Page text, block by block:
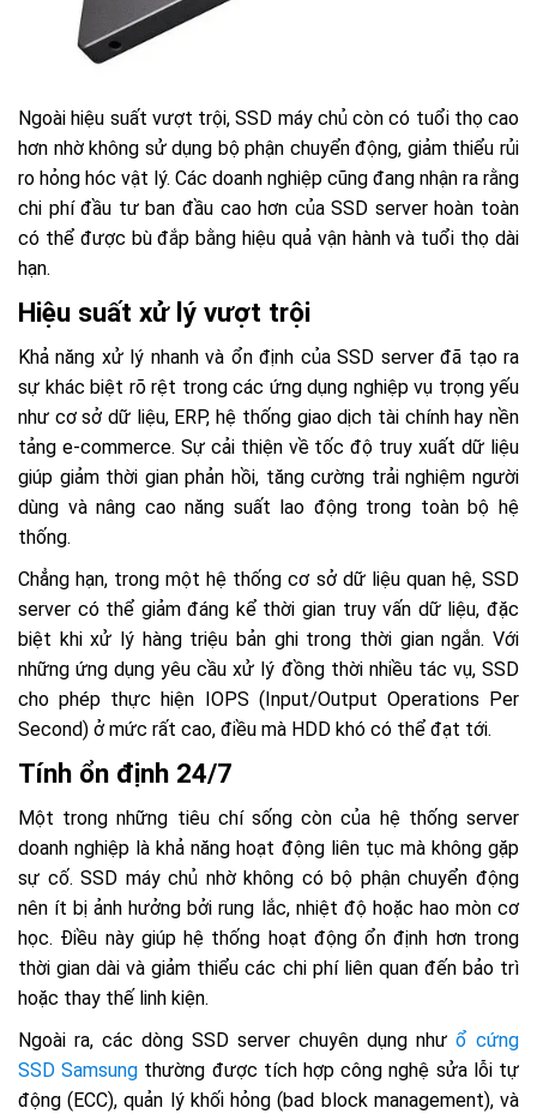
Ngoài hiệu suất vượt trội, SSD máy chủ còn có tuổi thọ cao
hơn nhờ không sử dụng bộ phận chuyển động, giảm thiểu rủi
ro hỏng hóc vật lý. Các doanh nghiệp cũng đang nhận ra rằng
chi phí đầu tư ban đầu cao hơn của SSD server hoàn toàn
có thể được bù đắp bằng hiệu quả vận hành và tuổi thọ dài
hạn.
Hiệu suất xử lý vượt trội
Khả năng xử lý nhanh và ổn định của SSD server đã tạo ra
sự khác biệt rõ rệt trong các ứng dụng nghiệp vụ trọng yếu
như cơ sở dữ liệu, ERP, hệ thống giao dịch tài chính hay nền
tảng e-commerce. Sự cải thiện về tốc độ truy xuất dữ liệu
giúp giảm thời gian phản hồi, tăng cường trải nghiệm người
dùng và nâng cao năng suất lao động trong toàn bộ hệ
thống.
Chẳng hạn, trong một hệ thống cơ sở dữ liệu quan hệ, SSD
server có thể giảm đáng kể thời gian truy vấn dữ liệu, đặc
biệt khi xử lý hàng triệu bản ghi trong thời gian ngắn. Với
những ứng dụng yêu cầu xử lý đồng thời nhiều tác vụ, SSD
cho phép thực hiện IOPS (Input/Output Operations Per
Second) ở mức rất cao, điều mà HDD khó có thể đạt tới.
Tính ổn định 24/7
Một trong những tiêu chí sống còn của hệ thống server
doanh nghiệp là khả năng hoạt động liên tục mà không gặp
sự cố. SSD máy chủ nhờ không có bộ phận chuyển động
nên ít bị ảnh hưởng bởi rung lắc, nhiệt độ hoặc hao mòn cơ
học. Điều này giúp hệ thống hoạt động ổn định hơn trong
thời gian dài và giảm thiểu các chi phí liên quan đến bảo trì
hoặc thay thế linh kiện.
Ngoài ra, các dòng SSD server chuyên dụng như ổ cứng
SSD Samsung thường được tích hợp công nghệ sửa lỗi tự
động (ECC), quản lý khối hỏng (bad block management), và